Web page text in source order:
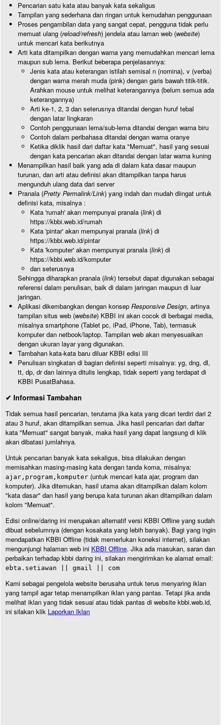
Pencarian satu kata atau banyak kata sekaligus
Tampilan yang sederhana dan ringan untuk kemudahan penggunaan
Proses pengambilan data yang sangat cepat, pengguna tidak perlu
memuat ulang (reload/refresh) jendela atau laman web (website)
untuk mencari kata berikutnya
Arti kata ditampilkan dengan warna yang memudahkan mencari lema
maupun sub lema. Berikut beberapa penjelasannya:
Jenis kata atau keterangan istilah semisal n (nomina), v (verba)
dengan warna merah muda (pink) dengan garis bawah titik-titik.
Arahkan mouse untuk melihat keterangannya (belum semua ada
keterangannya)
Arti ke-1, 2, 3 dan seterusnya ditandai dengan huruf tebal
dengan latar lingkaran
Contoh penggunaan lema/sub-lema ditandai dengan warna biru
Contoh dalam peribahasa ditandai dengan warna oranye
Ketika diklik hasil dari daftar kata "Memuat", hasil yang sesuai
dengan kata pencarian akan ditandai dengan latar warna kuning
Menampilkan hasil baik yang ada di dalam kata dasar maupun
turunan, dan arti atau definisi akan ditampilkan tanpa harus
mengunduh ulang data dari server
Pranala (Pretty Permalink/Link) yang indah dan mudah diingat untuk
definisi kata, misalnya :
Kata 'rumah' akan mempunyai pranala (link) di
https://kbbi.web.id/rumah
Kata 'pintar' akan mempunyai pranala (link) di
https://kbbi.web.id/pintar
Kata 'komputer' akan mempunyai pranala (link) di
https://kbbi.web.id/komputer
dan seterusnya
Sehingga diharapkan pranala (link) tersebut dapat digunakan sebagai
referensi dalam penulisan, baik di dalam jaringan maupun di luar
jaringan.
Aplikasi dikembangkan dengan konsep Responsive Design, artinya
tampilan situs web (website) KBBI ini akan cocok di berbagai media,
misalnya smartphone (Tablet pc, iPad, iPhone, Tab), termasuk
komputer dan netbook/laptop. Tampilan web akan menyesuaikan
dengan ukuran layar yang digunakan.
Tambahan kata-kata baru diluar KBBI edisi III
Penulisan singkatan di bagian definisi seperti misalnya: yg, dng, dl,
tt, dp, dr dan lainnya ditulis lengkap, tidak seperti yang terdapat di
KBBI PusatBahasa.
✔ Informasi Tambahan
Tidak semua hasil pencarian, terutama jika kata yang dicari terdiri dari 2
atau 3 huruf, akan ditampilkan semua. Jika hasil pencarian dari daftar
kata "Memuat" sangat banyak, maka hasil yang dapat langsung di klik
akan dibatasi jumlahnya.
Untuk pencarian banyak kata sekaligus, bisa dilakukan dengan
memisahkan masing-masing kata dengan tanda koma, misalnya:
ajar,program,komputer (untuk mencari kata ajar, program dan
komputer). Jika ditemukan, hasil utama akan ditampilkan dalam kolom
"kata dasar" dan hasil yang berupa kata turunan akan ditampilkan dalam
kolom "Memuat".
Edisi online/daring ini merupakan alternatif versi KBBI Offline yang sudah
dibuat sebelumnya (dengan kosakata yang lebih banyak). Bagi yang ingin
mendapatkan KBBI Offline (tidak memerlukan koneksi internet), silakan
mengunjungi halaman web ini KBBI Offline. Jika ada masukan, saran dan
perbaikan terhadap kbbi daring ini, silakan mengirimkan ke alamat email:
ebta.setiawan || gmail || com
Kami sebagai pengelola website berusaha untuk terus menyaring iklan
yang tampil agar tetap menampilkan iklan yang pantas. Tetapi jika anda
melihat iklan yang tidak sesuai atau tidak pantas di website kbbi.web.id,
ini silakan klik Laporkan Iklan